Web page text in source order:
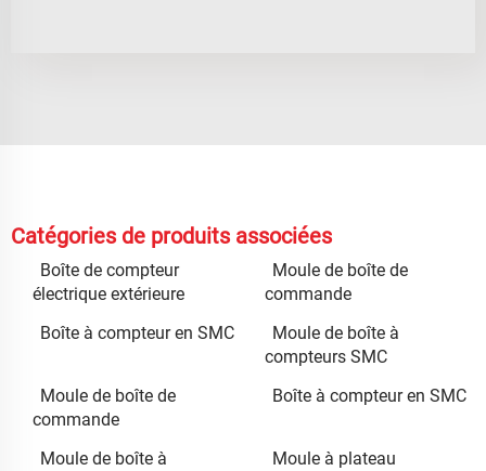
Catégories de produits associées
Boîte de compteur
électrique extérieure
Moule de boîte de
commande
Boîte à compteur en SMC
Moule de boîte à
compteurs SMC
Moule de boîte de
commande
Boîte à compteur en SMC
Moule de boîte à
Moule à plateau